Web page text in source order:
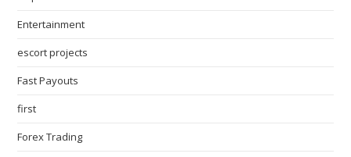
Entertainment
escort projects
Fast Payouts
first
Forex Trading